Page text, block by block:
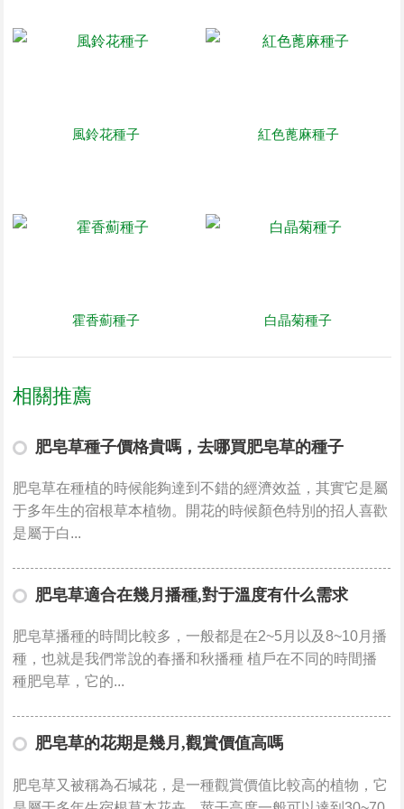
風鈴花種子 紅色蓖麻種子
霍香薊種子 白晶菊種子
相關推薦
肥皂草種子價格貴嗎，去哪買肥皂草的種子
肥皂草在種植的時候能夠達到不錯的經濟效益，其實它是屬
于多年生的宿根草本植物。開花的時候顏色特別的招人喜歡
是屬于白...
肥皂草適合在幾月播種,對于溫度有什么需求
肥皂草播種的時間比較多，一般都是在2~5月以及8~10月播
種，也就是我們常說的春播和秋播種 植戶在不同的時間播
種肥皂草，它的...
肥皂草的花期是幾月,觀賞價值高嗎
肥皂草又被稱為石堿花，是一種觀賞價值比較高的植物，它